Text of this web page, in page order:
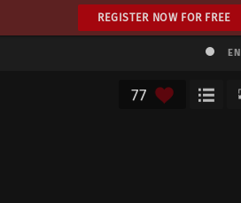
REGISTER NOW FOR FREE
EN
77